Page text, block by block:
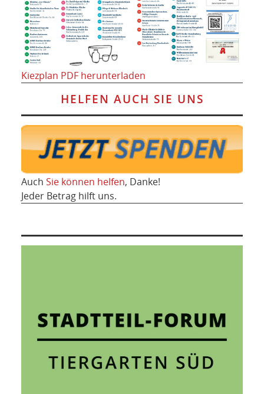
Kiezplan PDF herunterladen
HELFEN AUCH SIE UNS
Auch Sie können helfen, Danke!
Jeder Betrag hilft uns.